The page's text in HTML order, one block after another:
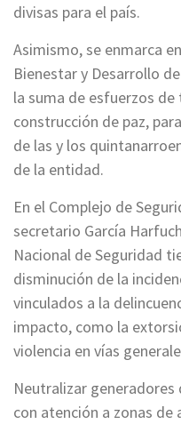
divisas para el país.
Asimismo, se enmarca
Bienestar y Desarrollo
la suma de esfuerzos
construcción de paz,
de las y los
de la entidad.
En el Complejo de
secretario García
Nacional de Seguridad
disminución de la
vinculados a la
impacto, como la
violencia en vías
Neutralizar generadores
con atención a zonas